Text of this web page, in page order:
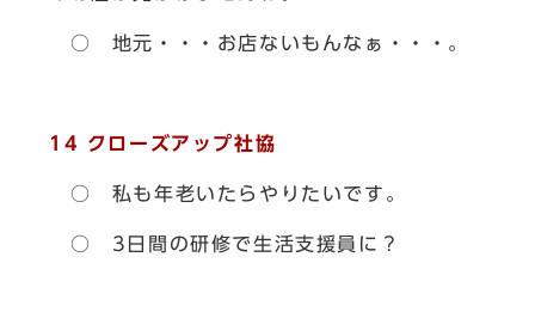
○ 地元・・・お店ないもんなぁ・・・。
14 クローズアップ社協
○ 私も年老いたらやりたいです。
○ 3日間の研修で生活支援員に？